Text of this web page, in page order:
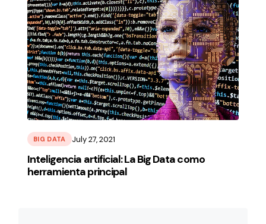
BIG DATA July 27, 2021
Inteligencia artificial: La Big Data como
herramienta principal